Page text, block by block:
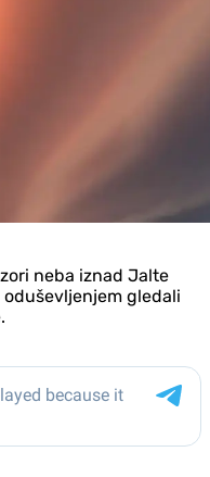
neba iznad Jalte
gledali